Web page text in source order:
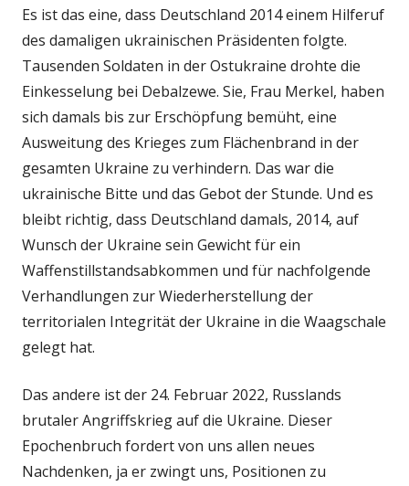
Es ist das eine, dass Deutschland 2014 einem Hilferuf
des damaligen ukrainischen Präsidenten folgte.
Tausenden Soldaten in der Ostukraine drohte die
Einkesselung bei Debalzewe. Sie, Frau Merkel, haben
sich damals bis zur Erschöpfung bemüht, eine
Ausweitung des Krieges zum Flächenbrand in der
gesamten Ukraine zu verhindern. Das war die
ukrainische Bitte und das Gebot der Stunde. Und es
bleibt richtig, dass Deutschland damals, 2014, auf
Wunsch der Ukraine sein Gewicht für ein
Waffenstillstandsabkommen und für nachfolgende
Verhandlungen zur Wiederherstellung der
territorialen Integrität der Ukraine in die Waagschale
gelegt hat.
Das andere ist der 24. Februar 2022, Russlands
brutaler Angriffskrieg auf die Ukraine. Dieser
Epochenbruch fordert von uns allen neues
Nachdenken, ja er zwingt uns, Positionen zu